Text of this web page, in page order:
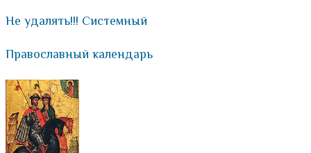
Не удалять!!! Системный
Православный календарь